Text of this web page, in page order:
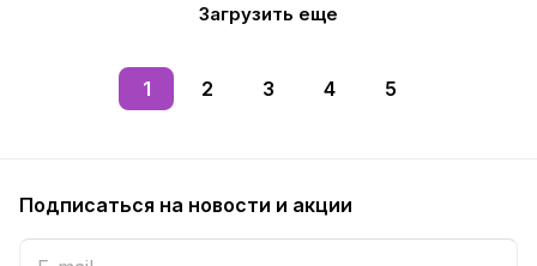
Загрузить еще
1 2 3 4 5
Подписаться на новости и акции